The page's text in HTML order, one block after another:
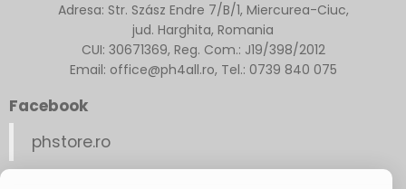
Adresa: Str. Szász Endre 7/B/1, Miercurea-Ciuc,
jud. Harghita, Romania
CUI: 30671369, Reg. Com.: J19/398/2012
Email: office@ph4all.ro, Tel.: 0739 840 075
Facebook
phstore.ro